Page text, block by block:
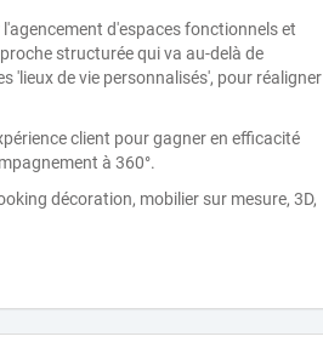
d'espaces fonctionnels et
structurée qui va au-delà de
'lieux de vie personnalisés', pour réaligner
client pour gagner en efficacité
à 360°.
décoration, mobilier sur mesure, 3D,